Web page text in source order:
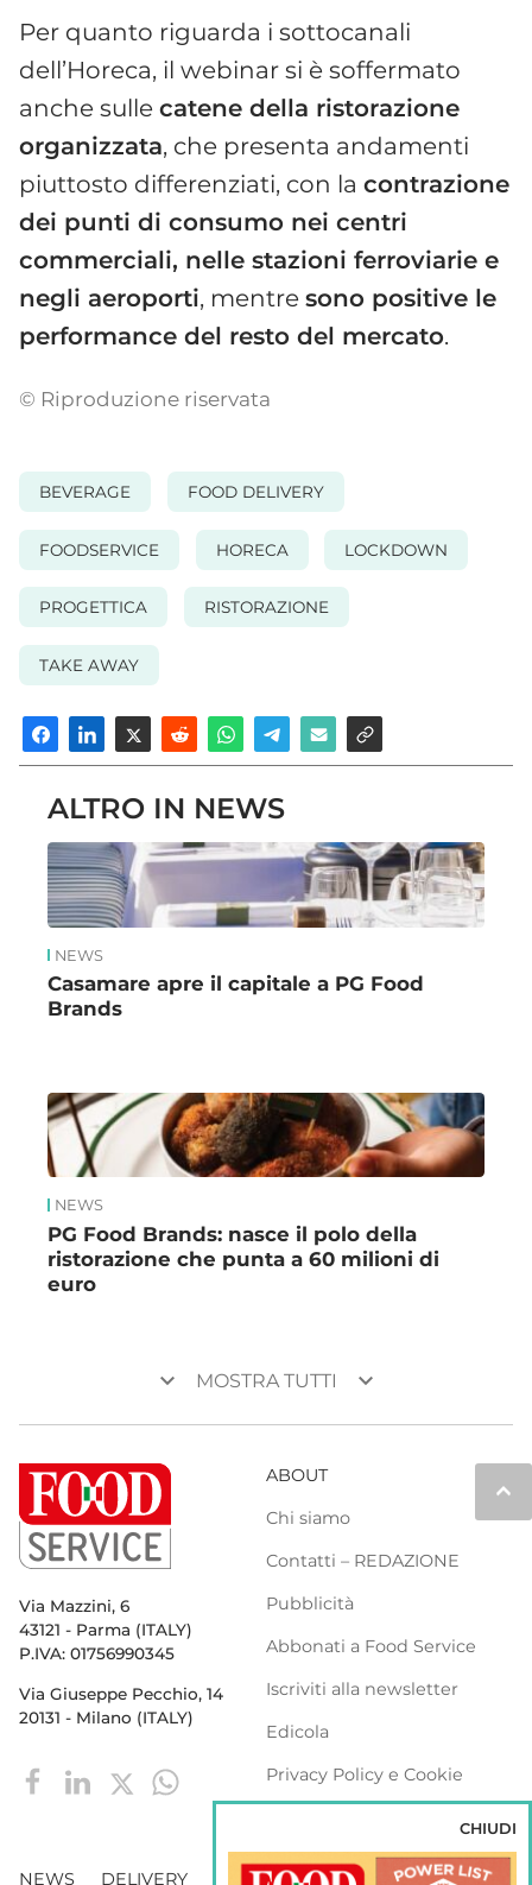
Per quanto riguarda i sottocanali
dell’Horeca, il webinar si è soffermato
anche sulle catene della ristorazione
organizzata, che presenta andamenti
piuttosto differenziati, con la contrazione
dei punti di consumo nei centri
commerciali, nelle stazioni ferroviarie e
negli aeroporti, mentre sono positive le
performance del resto del mercato.
© Riproduzione riservata
BEVERAGE FOOD DELIVERY
FOODSERVICE HORECA LOCKDOWN
PROGETTICA RISTORAZIONE
TAKE AWAY
ALTRO IN NEWS
NEWS
Casamare apre il capitale a PG Food
Brands
NEWS
PG Food Brands: nasce il polo della
ristorazione che punta a 60 milioni di
euro
keyboard_arrow_down MOSTRA TUTTI keyboard_arrow_down
keyboard_arrow_up
Via Mazzini, 6
43121 - Parma (ITALY)
P.IVA: 01756990345
Via Giuseppe Pecchio, 14
20131 - Milano (ITALY)
ABOUT
Chi siamo
Contatti – REDAZIONE
Pubblicità
Abbonati a Food Service
Iscriviti alla newsletter
Edicola
Privacy Policy e Cookie
NEWS DELIVERY DISTRIBUZIONE
CHIUDI